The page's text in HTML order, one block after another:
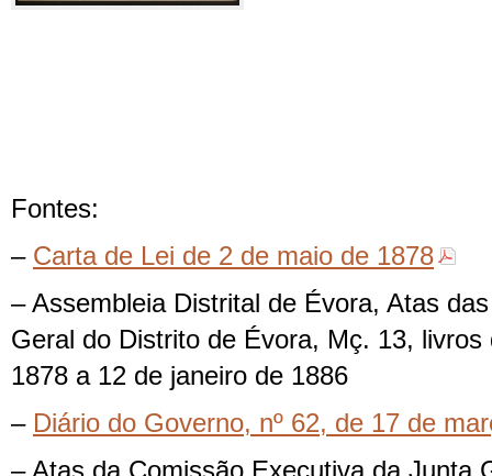
Fontes:
– Carta de Lei de 2 de maio de 1878
– Assembleia Distrital de Évora, Atas
Geral do Distrito de Évora, Mç. 13, livros
1878 a 12 de janeiro de 1886
– Diário do Governo, nº 62, de 17 de